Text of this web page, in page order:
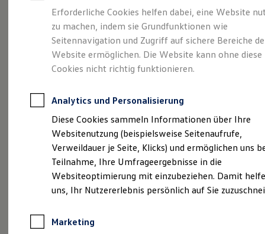
Leasing
Leasing-Angebote
Gebrauchtwagen Leasing
Junge Gebrauchtwagen-Leasing
Elektroauto Leasing
Kleinwagen-Leasing
Leasing ohne Anzahlung
Autokredit mit Schlussrate
Versicherungen und Garantien
Kfz-Versicherung
Restschuldversicherungen
Garantien
Wartungsverträge
Geschäftskunden
Professional Class bei Volkswagen
Großkunden
Behörden
Anpfiff zum Gewinn
Gepflegt, geprüft und
für gut befunden.
Volkswagen
Zertifizierte
Gebrauchtwagen.
Erforderliche Cookies helfen dabei, eine Website
zu machen, indem sie Grundfunktionen wie
Seitennavigation und Zugriff auf sichere Bereiche
Website ermöglichen. Die Website kann ohne diese
Cookies nicht richtig funktionieren.
Analytics und Personalisierung
Diese Cookies sammeln Informationen über Ihre
Websitenutzung (beispielsweise Seitenaufrufe,
Verweildauer je Seite, Klicks) und ermöglichen uns
Teilnahme, Ihre Umfrageergebnisse in die
Websiteoptimierung mit einzubeziehen. Damit
uns, Ihr Nutzererlebnis persönlich auf Sie
Marketing